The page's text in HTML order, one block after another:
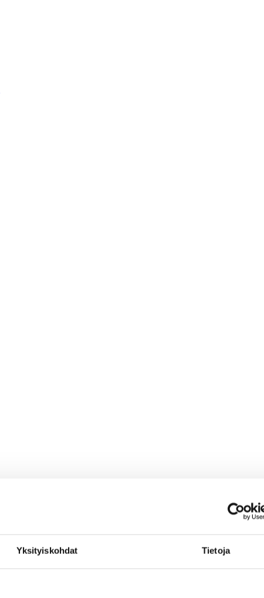
Yksityiskohdat Tietoja